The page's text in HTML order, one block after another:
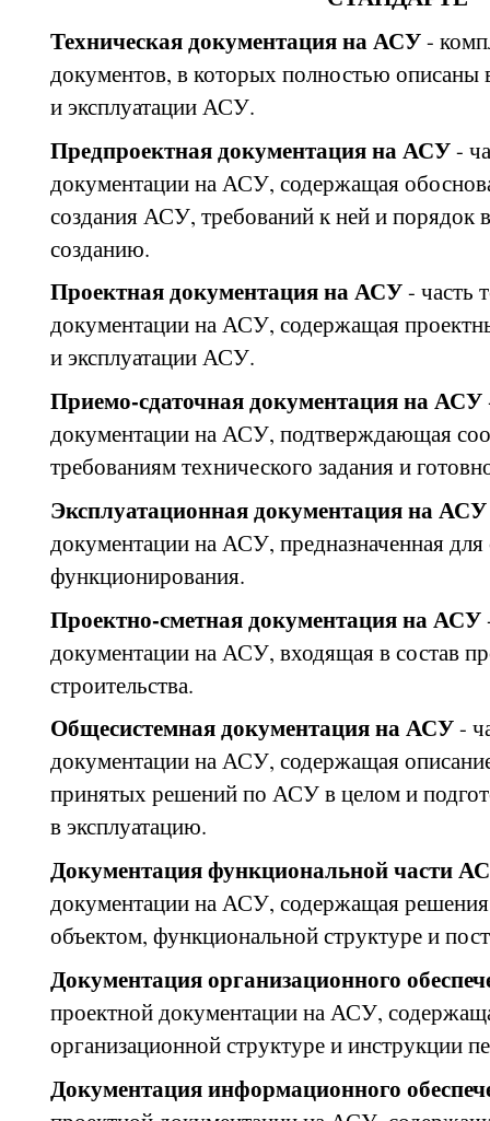
Техническая документация на АСУ-
документов, в которых полностью описаны
и эксплуатации АСУ.
Предпроектная документация на АСУ-
документации на АСУ, содержащая
создания АСУ, требований к ней и порядок
созданию.
Проектная документация на АСУ- часть
документации на АСУ, содержащая
и эксплуатации АСУ.
Приемо-сдаточная документация на АСУ
документации на АСУ, подтверждающая
требованиям технического задания и
Эксплуатационная документация на
документации на АСУ, предназначенная для
функционирования.
Проектно-сметная документация на АСУ
документации на АСУ, входящая в состав
строительства.
Общесистемная документация на АСУ-
документации на АСУ, содержащая
принятых решений по АСУ в целом и
в эксплуатацию.
Документация функциональной части
документации на АСУ, содержащая
объектом, функциональной структуре и
Документация организационного
проектной документации на АСУ,
организационной структуре и инструкции
Документация информационного